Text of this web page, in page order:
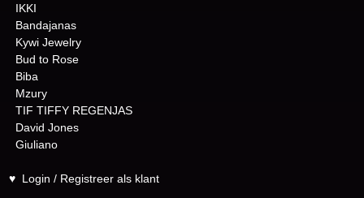
IKKI
Bandajanas
Kywi Jewelry
Bud to Rose
Biba
Mzury
TIF TIFFY REGENJAS
David Jones
Giuliano
♥ Login / Registreer als klant